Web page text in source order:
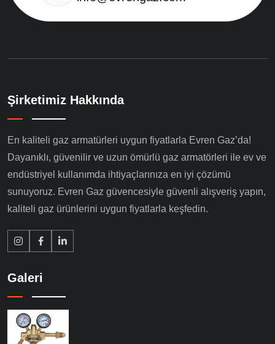
Şirketimiz Hakkında
En kaliteli gaz armatürleri uygun fiyatlarla Evren Gaz’da!
Dayanıklı, güvenilir ve uzun ömürlü gaz armatörleri ile ev ve
endüstriyel kullanımda ihtiyaçlarınıza en iyi çözümü
sunuyoruz. Evren Gaz güvencesiyle güvenli alışveriş yapın,
kaliteli gaz ürünlerini uygun fiyatlarla keşfedin.
Galeri